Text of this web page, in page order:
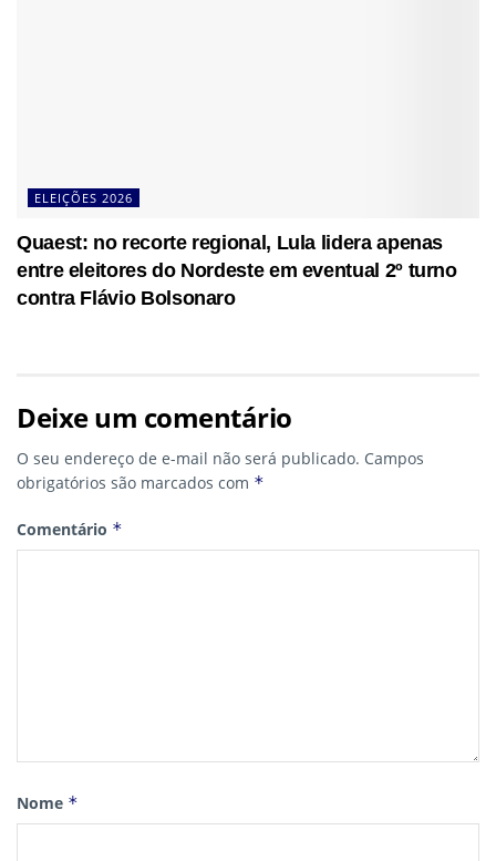
ELEIÇÕES 2026
Quaest: no recorte regional, Lula lidera apenas
entre eleitores do Nordeste em eventual 2º turno
contra Flávio Bolsonaro
Deixe um comentário
O seu endereço de e-mail não será publicado. Campos
obrigatórios são marcados com *
Comentário *
Nome *